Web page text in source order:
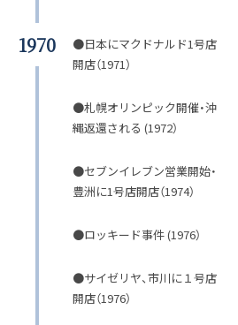
1970
●日本にマクドナルド1号店
開店（1971）
●札幌オリンピック開催・沖
縄返還される (1972）
●セブンイレブン営業開始・
豊洲に1号店開店（1974）
●ロッキード事件 (1976）
●サイゼリヤ、市川に１号店
開店（1976）